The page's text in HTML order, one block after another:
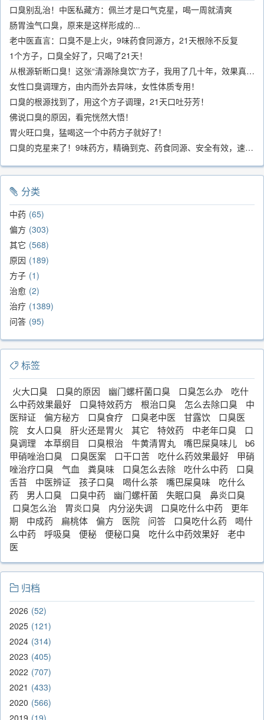
口臭别乱治！中医私藏方：佩兰才是口气克星，喝一周就清爽
肠胃浊气口臭，原来是这样形成的...
老中医直言：口臭不是上火，9味药食同源方，21天根除不反复
1个方子，口臭全好了，只喝了21天！
从根源斩断口臭！这张“清源除臭饮”方子，我用了几十年，效果真不错
女性口臭调理方，由内而外去异味，女性体质专用！
口臭的根源找到了，用这个方子调理，21天口吐芬芳！
佛说口臭的原因，看完恍然大悟！
胃火旺口臭，猛喝这一个中药方子就好了！
口臭的克星来了！9味药方，精确到克、药食同源、安全有效，速看！
分类
中药 65
偏方 303
其它 568
原因 189
方子 1
治愈 2
治疗 1389
问答 95
标签
火大口臭 口臭的原因 幽门螺杆菌口臭 口臭怎么办
吃什
么中药效果最好
口臭特效药方 根治口臭 怎么去除口臭
中
医辩证
偏方秘方 口臭食疗 口臭老中医 甘露饮
口臭医
院
女人口臭 肝火还是胃火 其它 特效药 中老年口臭
口
臭调理
本草纲目 口臭根治 牛黄清胃丸 嘴巴屎臭味儿
b6
甲硝唑治口臭
口臭医案 口干口苦 吃什么药效果最好
甲硝
唑治疗口臭
气血 粪臭味 口臭怎么去除 吃什么中药
口臭
舌苔
中医辨证 孩子口臭 喝什么茶 嘴巴屎臭味
吃什么
药
男人口臭 口臭中药 幽门螺杆菌 失眠口臭
鼻炎口臭
口臭怎么治
胃炎口臭 内分泌失调 口臭吃什么中药
更年
期
中成药 扁桃体 偏方 医院 问答 口臭吃什么药
喝什
么中药
呼吸臭 便秘 便秘口臭 吃什么中药效果好
老中
医
归档
2026 52
2025 121
2024 314
2023 405
2022 707
2021
433
2020 566
2019 19